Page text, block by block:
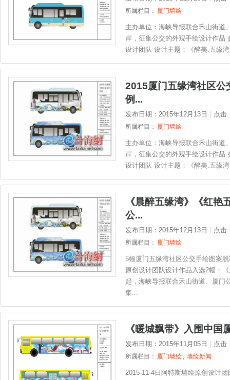
所属栏目： 厦门墙绘
主办单位：海峡导报联合禾山街道
岸，征集公交的外观手绘设计作品
设计团队 设计主题：《醉美.五缘
2015厦门五缘湾社区公
例...
发布日期：2015年12月13日 点击
所属栏目： 厦门墙绘
主办单位：海峡导报联合禾山街道
岸，征集公交的外观手绘设计作品
设计团队 设计主题：《醉美.五缘
《晨醉五缘湾》《红艳
公...
发布日期：2015年12月13日 点击
所属栏目： 厦门墙绘
5幅厦门五缘湾社区公交手绘图案
原创设计团队设计作品入选2幅：
起，海峡导报联合禾山街道、厦门
集...
《暖城飘带》入围中国
发布日期：2015年11月05日 点击
所属栏目： 厦门墙绘 , 墙绘新闻
2015-11-4日阿特斯墙绘原创设计